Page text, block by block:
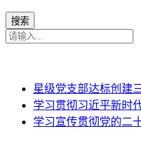
星级党支部达标创建
学习贯彻习近平新时
学习宣传贯彻党的二